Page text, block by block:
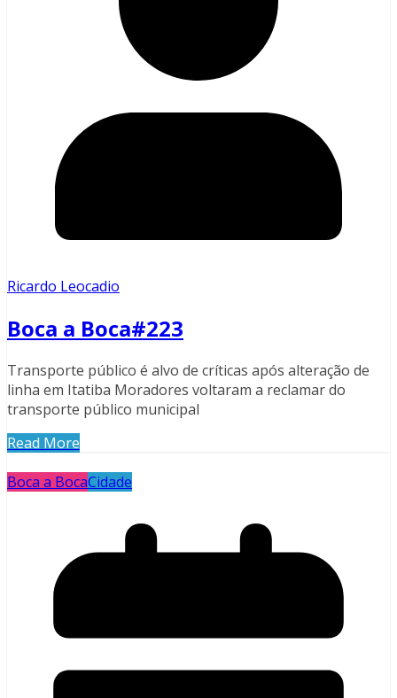
Ricardo Leocadio
Boca a Boca#223
Transporte público é alvo de críticas após alteração de
linha em Itatiba Moradores voltaram a reclamar do
transporte público municipal
Read More
Boca a BocaCidade